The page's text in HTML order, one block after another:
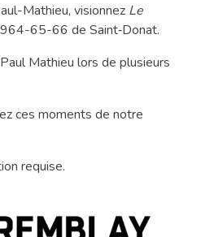
Mathieu, visionnez Le
65-66 de Saint‑Donat.
Mathieu lors de plusieurs
ces moments de notre
requise.